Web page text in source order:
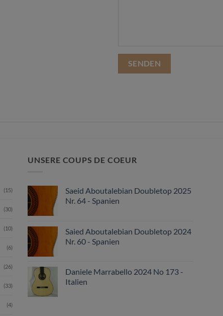
(15)
(30)
(10)
(6)
(26)
(33)
(4)
UNSERE COUPS DE COEUR
Saeid Aboutalebian Doubletop 2025
Nr. 64 - Spanien
Saied Aboutalebian Doubletop 2024
Nr. 60 - Spanien
Daniele Marrabello 2024 No 173 -
Italien